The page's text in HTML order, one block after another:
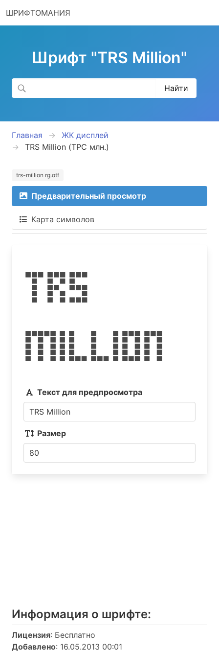
ШРИФТОМАНИЯ
Шрифт "TRS Million"
Главная
ЖК дисплей
TRS Million (ТРС млн.)
trs-million rg.otf
Предварительный просмотр
Карта символов
TRS
Million
Текст для предпросмотра
Размер
Информация о шрифтe:
Лицензия: Бесплатно
Добавлено: 16.05.2013 00:01